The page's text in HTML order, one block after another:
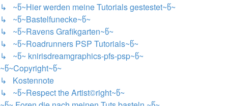
↳ ~წ~Hier werden meine Tutorials gestestet~წ~
↳ ~წ~Bastelfunecke~წ~
↳ ~წ~Ravens Grafikgarten~წ~
↳ ~წ~Roadrunners PSP Tutorials~წ~
↳ ~წ~ knirisdreamgraphics-pfs-psp~წ~
~წ~Copyright~წ~
↳ Kostennote
↳ ~წ~Respect the Artist©right~წ~